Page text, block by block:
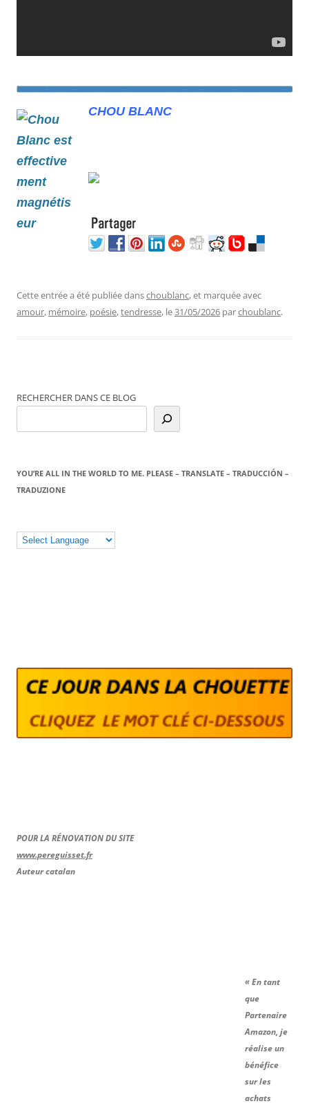
CHOU BLANC
Cette entrée a été publiée danschoublanc, et marquée avec
amour, mémoire, poésie,tendresse, le31/05/2026 parchoublanc.
RECHERCHER DANS CE BLOG
YOU’RE ALL IN THE WORLD TO ME. PLEASE – TRANSLATE – TRADUCCIÓN –
TRADUZIONE
POUR LA RÉNOVATION DU SITE
www.pereguisset.fr
Auteur catalan
« En tant
que
Partenaire
Amazon, je
réalise un
bénéfice
sur les
achats